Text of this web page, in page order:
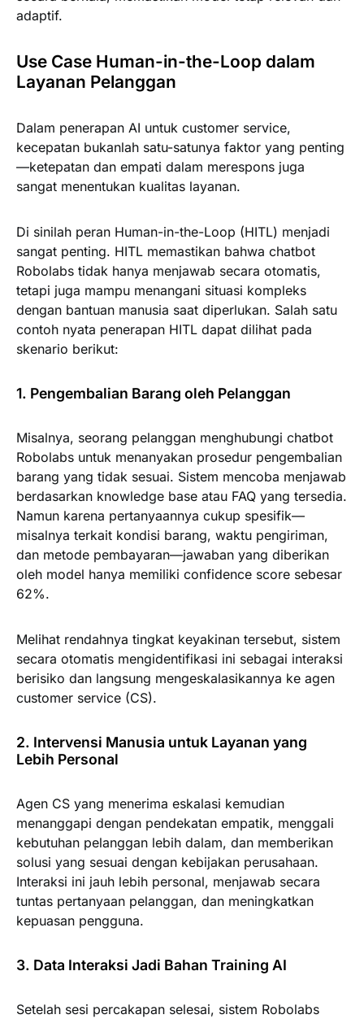
adaptif.
Use Case Human-in-the-Loop dalam
Layanan Pelanggan
Dalam penerapan AI untuk customer service,
kecepatan bukanlah satu-satunya faktor yang penting
—ketepatan dan empati dalam merespons juga
sangat menentukan kualitas layanan.
Di sinilah peran Human-in-the-Loop (HITL) menjadi
sangat penting. HITL memastikan bahwa chatbot
Robolabs tidak hanya menjawab secara otomatis,
tetapi juga mampu menangani situasi kompleks
dengan bantuan manusia saat diperlukan. Salah satu
contoh nyata penerapan HITL dapat dilihat pada
skenario berikut:
1. Pengembalian Barang oleh Pelanggan
Misalnya, seorang pelanggan menghubungi chatbot
Robolabs untuk menanyakan prosedur pengembalian
barang yang tidak sesuai. Sistem mencoba menjawab
berdasarkan knowledge base atau FAQ yang tersedia.
Namun karena pertanyaannya cukup spesifik—
misalnya terkait kondisi barang, waktu pengiriman,
dan metode pembayaran—jawaban yang diberikan
oleh model hanya memiliki confidence score sebesar
62%.
Melihat rendahnya tingkat keyakinan tersebut, sistem
secara otomatis mengidentifikasi ini sebagai interaksi
berisiko dan langsung mengeskalasikannya ke agen
customer service (CS).
2. Intervensi Manusia untuk Layanan yang
Lebih Personal
Agen CS yang menerima eskalasi kemudian
menanggapi dengan pendekatan empatik, menggali
kebutuhan pelanggan lebih dalam, dan memberikan
solusi yang sesuai dengan kebijakan perusahaan.
Interaksi ini jauh lebih personal, menjawab secara
tuntas pertanyaan pelanggan, dan meningkatkan
kepuasan pengguna.
3. Data Interaksi Jadi Bahan Training AI
Setelah sesi percakapan selesai, sistem Robolabs